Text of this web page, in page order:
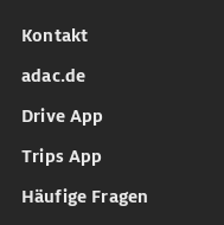
Kontakt
adac.de
Drive App
Trips App
Häufige Fragen